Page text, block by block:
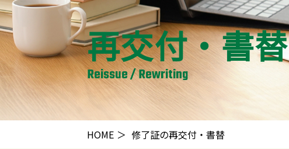
再交付・書替
Reissue / Rewriting
HOME 修了証の再交付・書替